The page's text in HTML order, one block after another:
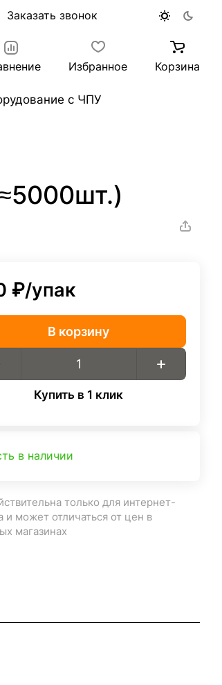
Заказать звонок
Избранное Корзина
с ЧПУ
₽/упак
В корзину
Купить в 1 клик
в наличии
только для интернет-
и может отличаться от цен в
магазинах